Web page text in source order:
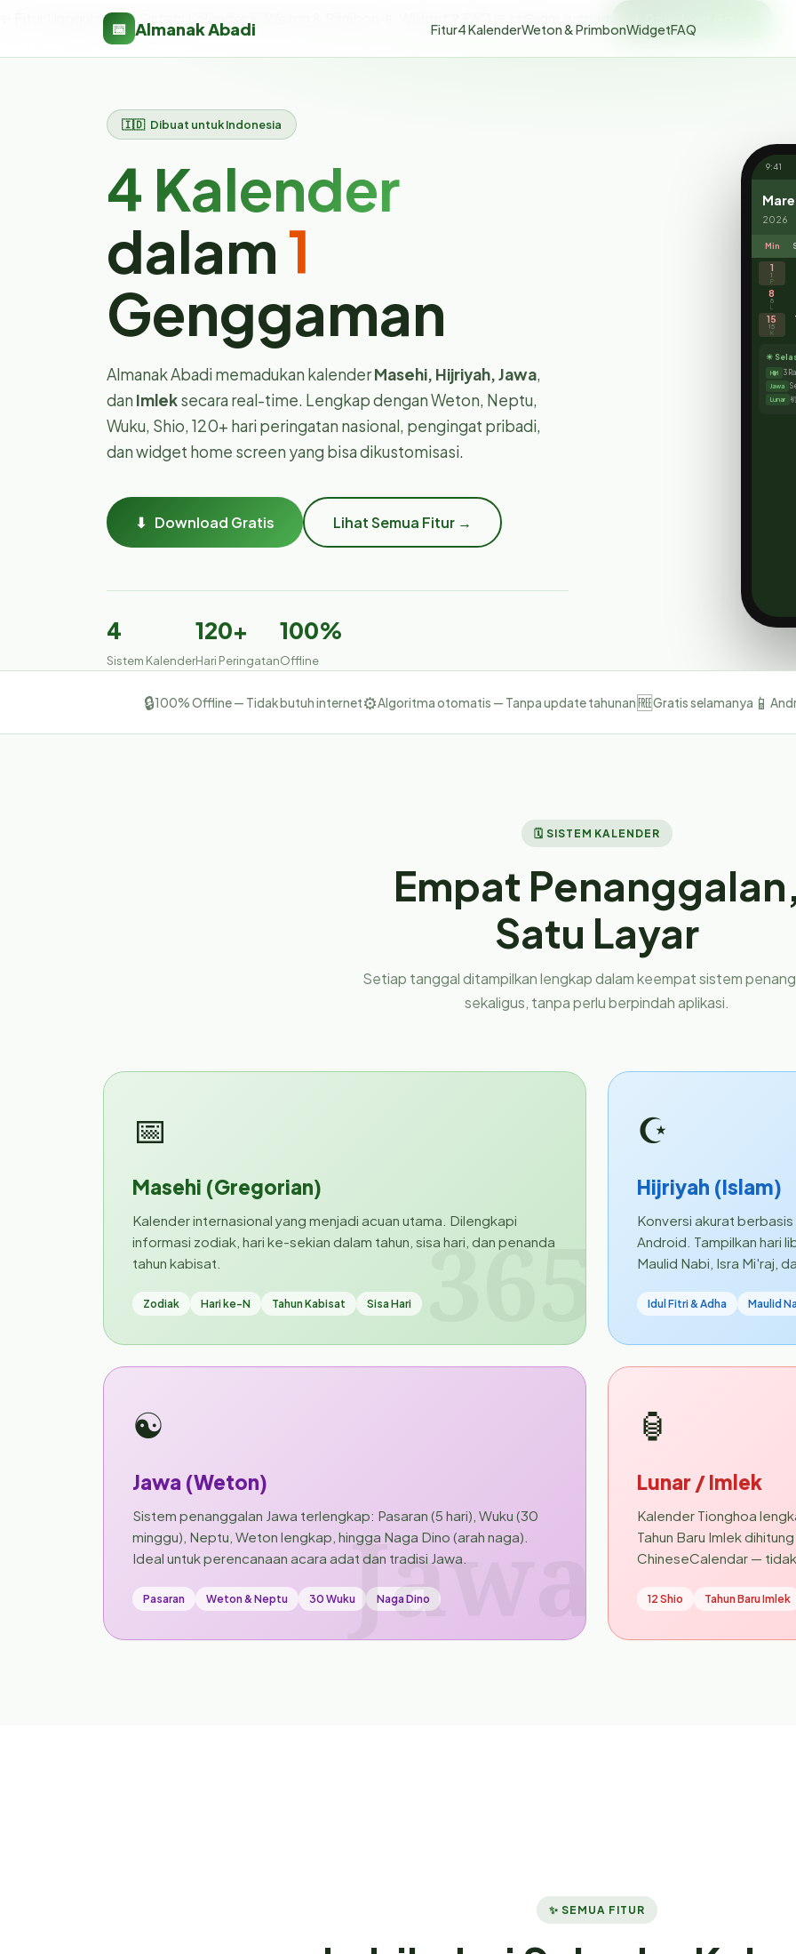
📅 Almanak Abadi Fitur4 KalenderWeton & PrimbonWidgetFAQ
✨ Fitur Unggulan🗓 4 Sistem Kalender
🇮🇩 Dibuat untuk Indonesia
4 Kalender
dalam 1
Genggaman
Almanak Abadi memadukan kalenderMasehi, Hijriyah, Jawa,
dan Imleksecara real-time. Lengkap dengan Weton, Neptu,
Wuku, Shio, 120+ hari peringatan nasional, pengingat pribadi,
dan widget home screen yang bisa dikustomisasi.
⬇ Download Gratis Lihat Semua Fitur →
4
Sistem Kalender
120+
Hari Peringatan
100%
Offline
9:41
2026
1
1
P
8
8
L
15
15
K
3
Jawa
Lunar
🔒100% Offline — Tidak butuh internet⚙️Algoritma otomatis — Tanpa update tahunan🆓Gratis selamanya 📱
🗓 SISTEM KALENDER
Empat Penanggalan,
Satu Layar
Setiap tanggal ditampilkan lengkap dalam keempat sistem
sekaligus, tanpa perlu berpindah aplikasi.
📅
Masehi (Gregorian)
Kalender internasional yang menjadi acuan utama. Dilengkapi
informasi zodiak, hari ke-sekian dalam tahun, sisa hari, dan penanda
tahun kabisat.
Zodiak Hari ke-N Tahun Kabisat Sisa Hari 365
☪
Hijriyah (Islam)
Konversi akurat
Android. Tampilkan hari
Maulid Nabi, Isra Mi'raj,
Idul Fitri & Adha Maulid
☯
Jawa (Weton)
Sistem penanggalan Jawa terlengkap: Pasaran (5 hari), Wuku (30
minggu), Neptu, Weton lengkap, hingga Naga Dino (arah naga).
Ideal untuk perencanaan acara adat dan tradisi Jawa.
Pasaran Weton & Neptu 30 Wuku Naga Dino
Jawa
🏮
Lunar / Imlek
Kalender Tionghoa
Tahun Baru Imlek
ChineseCalendar —
12 Shio Tahun Baru Imlek
✨ SEMUA FITUR